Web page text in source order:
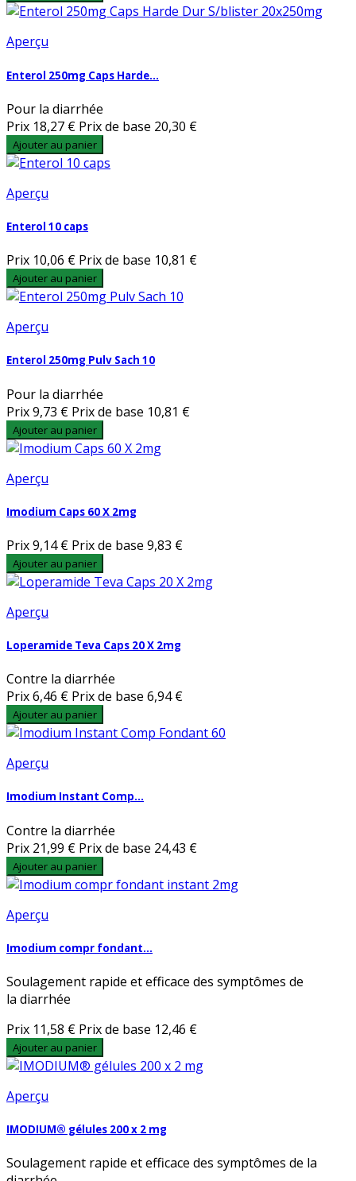
Aperçu
Enterol 250mg Caps Harde...
Pour la diarrhée
Prix 18,27 € Prix de base 20,30 €
Ajouter au panier
Aperçu
Enterol 10 caps
Prix 10,06 € Prix de base 10,81 €
Ajouter au panier
Aperçu
Enterol 250mg Pulv Sach 10
Pour la diarrhée
Prix9,73 € Prix de base 10,81 €
Ajouter au panier
Aperçu
Imodium Caps 60 X 2mg
Prix9,14 € Prix de base 9,83 €
Ajouter au panier
Aperçu
Loperamide Teva Caps 20 X 2mg
Contre la diarrhée
Prix6,46 € Prix de base 6,94 €
Ajouter au panier
Aperçu
Imodium Instant Comp...
Contre la diarrhée
Prix 21,99 € Prix de base 24,43 €
Ajouter au panier
Aperçu
Imodium compr fondant...
Soulagement rapide et efficace des symptômes de
la diarrhée
Prix 11,58 € Prix de base 12,46 €
Ajouter au panier
Aperçu
IMODIUM® gélules 200 x 2 mg
Soulagement rapide et efficace des symptômes de la